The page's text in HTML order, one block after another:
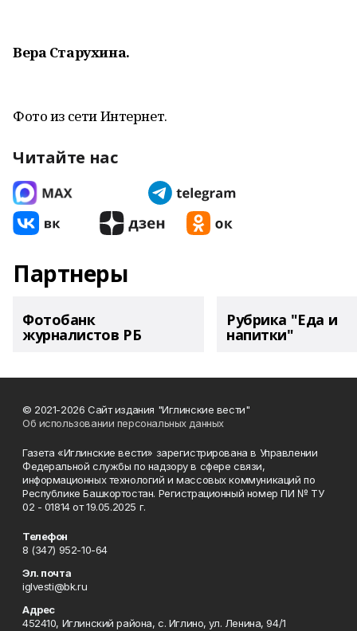
Вера Старухина.
Фото из сети Интернет.
Читайте нас
Партнеры
Фотобанк
журналистов РБ
Рубрика "Еда и
напитки"
© 2021-2026 Сайт издания "Иглинские вести"
Об использовании персональных данных
Газета «Иглинские вести» зарегистрирована в Управлении
Федеральной службы по надзору в сфере связи,
информационных технологий и массовых коммуникаций по
Республике Башкортостан. Регистрационный номер ПИ № ТУ
02 - 01814 от 19.05.2025 г.
Телефон
8 (347) 952-10-64
Эл. почта
iglvesti@bk.ru
Адрес
452410, Иглинский района, с. Иглино, ул. Ленина, 94/1